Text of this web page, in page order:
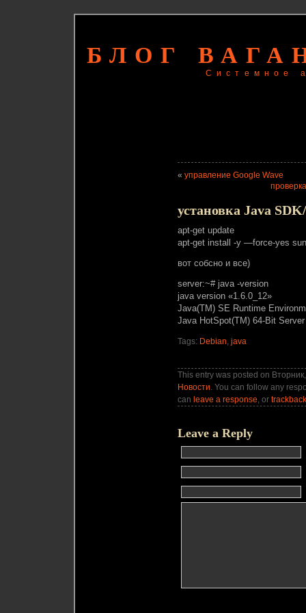
БЛОГ
Системное
« управление Google Wave
установка Java
apt-get update
apt-get install -y —force-yes
вот собсно и все)
server:~# java -version
java version «1.6.0_12»
Java(TM) SE Runtime
Java HotSpot(TM) 64-Bit
Tags: Debian, java
This entry was posted on
Новости. You can follow any
can leave a response, or trackback
Leave a Reply